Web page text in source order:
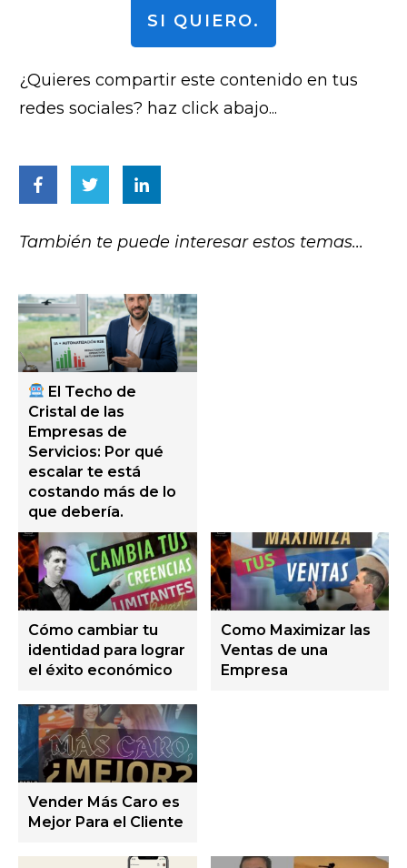
SI QUIERO.
¿Quieres compartir este contenido en tus
redes sociales? haz click abajo...
También te puede interesar estos temas...
El Techo de
Cristal de las
Empresas de
Servicios: Por qué
escalar te está
costando más de lo
que debería.
Cómo cambiar tu
identidad para lograr
el éxito económico
Como Maximizar las
Ventas de una
Empresa
Vender Más Caro es
Mejor Para el Cliente